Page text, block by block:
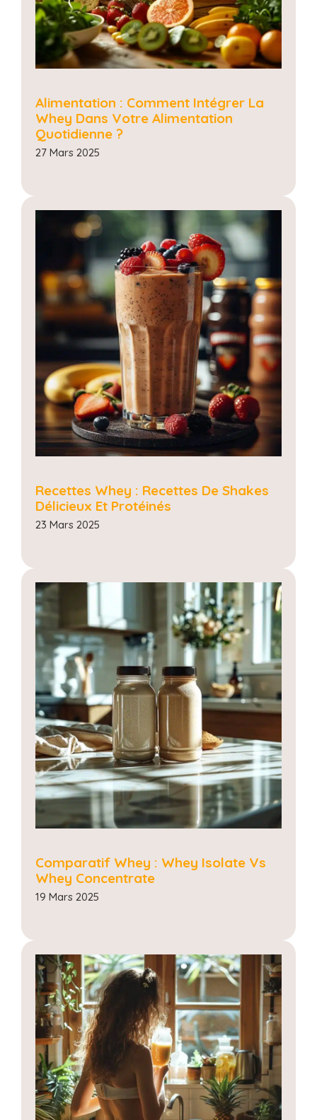
Alimentation : Comment Intégrer La
Whey Dans Votre Alimentation
Quotidienne ?
27 Mars 2025
Recettes Whey : Recettes De Shakes
Délicieux Et Protéinés
23 Mars 2025
Comparatif Whey : Whey Isolate Vs
Whey Concentrate
19 Mars 2025